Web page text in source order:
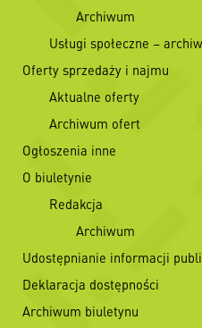
Archiwum
Usługi społeczne –
Oferty sprzedaży i najmu
Aktualne oferty
Archiwum ofert
Ogłoszenia inne
O biuletynie
Redakcja
Archiwum
Udostępnianie informacji
Deklaracja dostępności
Archiwum biuletynu